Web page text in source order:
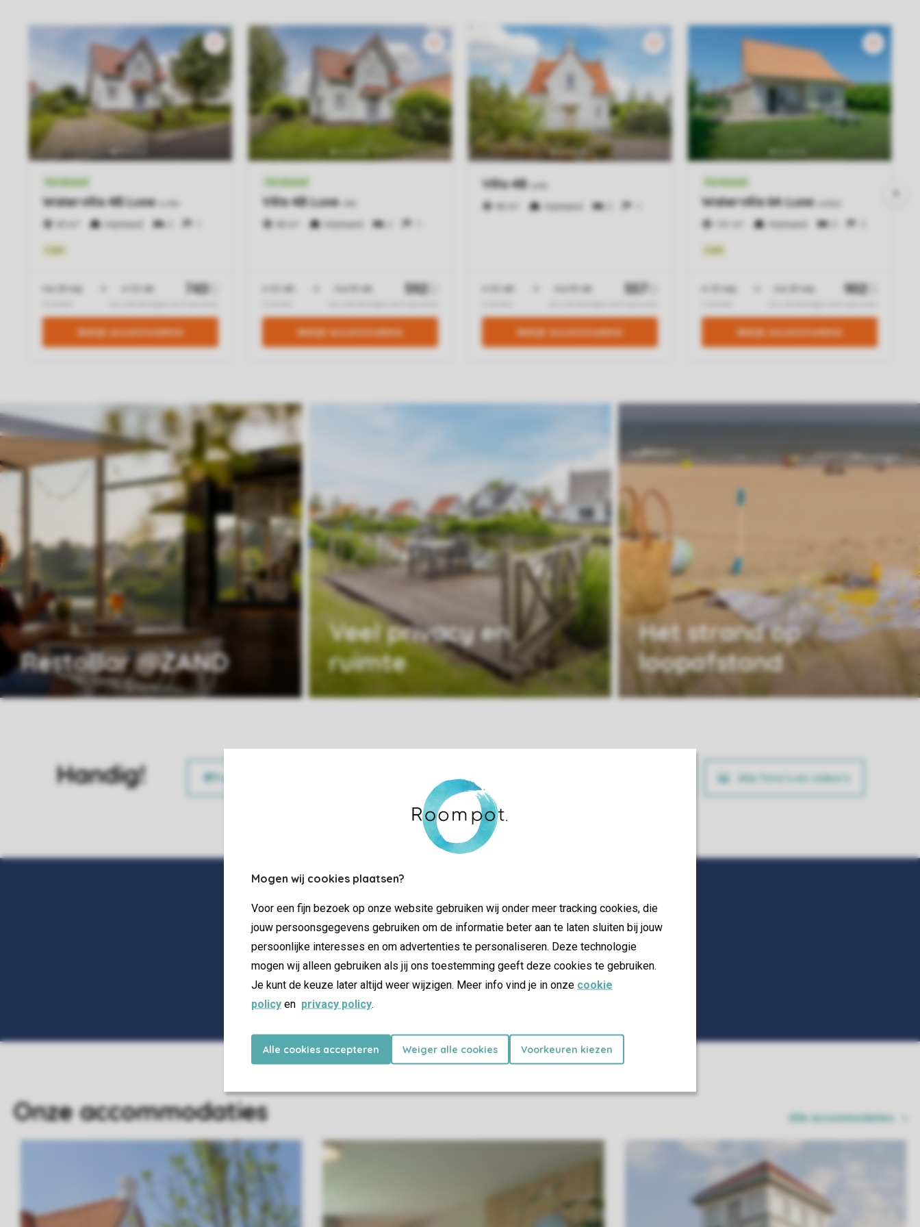
Mogen wij cookies plaatsen?
Voor een fijn bezoek op onze website gebruiken wij onder meer tracking cookies, die
jouw persoonsgegevens gebruiken om de informatie beter aan te laten sluiten bij jouw
persoonlijke interesses en om advertenties te personaliseren. Deze technologie
mogen wij alleen gebruiken als jij ons toestemming geeft deze cookies te gebruiken.
Je kunt de keuze later altijd weer wijzigen. Meer info vind je in onze cookie
policy en privacy policy.
Alle cookies accepteren Weiger alle cookies Voorkeuren kiezen
RestoBar @ZAND
Veel privacy en
ruimte
Het strand op
loopafstand
Handig! Praktische informatie Alle foto’s en video’s
Onze accommodaties Alle accommodaties